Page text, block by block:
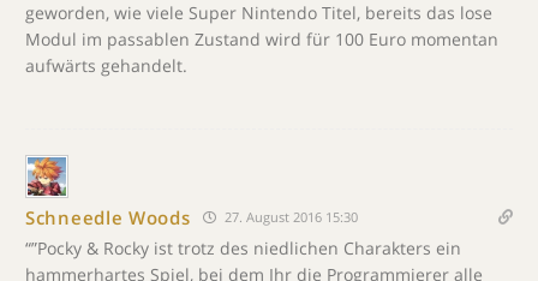
geworden, wie viele Super Nintendo Titel, bereits das lose
Modul im passablen Zustand wird für 100 Euro momentan
aufwärts gehandelt.
Schneedle Woods 27. August 2016 15:30
“”Pocky & Rocky ist trotz des niedlichen Charakters ein
hammerhartes Spiel, bei dem Ihr die Programmierer alle